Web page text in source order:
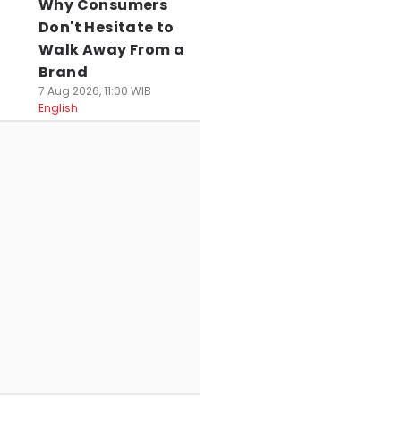
Why Consumers
Don't Hesitate to
Walk Away From a
Brand
7 Aug 2026, 11:00 WIB
English